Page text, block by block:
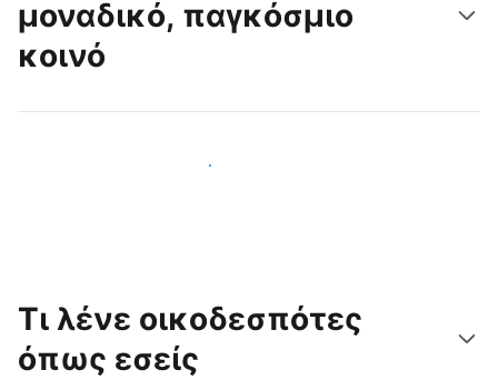
μοναδικό, παγκόσμιο
κοινό
Προσελκύστε νέους επισκέπτες σήμερα
Τι λένε οικοδεσπότες
όπως εσείς